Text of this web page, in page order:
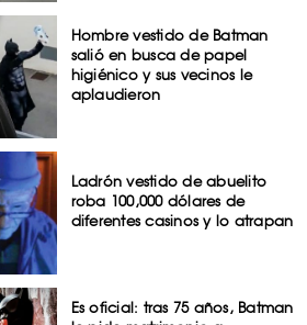
Hombre vestido de Batman
salió en busca de papel
higiénico y sus vecinos le
aplaudieron
Ladrón vestido de abuelito
roba 100,000 dólares de
diferentes casinos y lo atrapan
Es oficial: tras 75 años, Batman